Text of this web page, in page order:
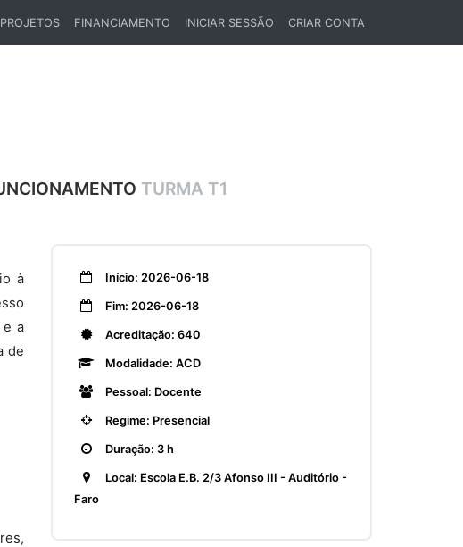
PROJETOS FINANCIAMENTO INICIAR SESSÃO CRIAR CONTA
TURMA T1
à
e a
de
Início: 2026-06-18
Fim: 2026-06-18
Acreditação: 640
Modalidade: ACD
Pessoal: Docente
Regime: Presencial
Duração: 3 h
Local: Escola E.B. 2/3 Afonso III - Auditório -
Faro